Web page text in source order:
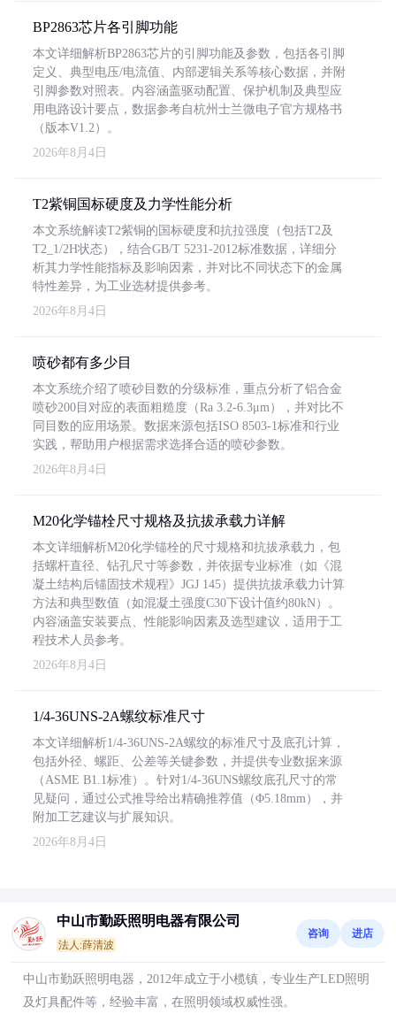
BP2863芯片各引脚功能
本文详细解析BP2863芯片的引脚功能及参数，包括各引脚
定义、典型电压/电流值、内部逻辑关系等核心数据，并附
引脚参数对照表。内容涵盖驱动配置、保护机制及典型应
用电路设计要点，数据参考自杭州士兰微电子官方规格书
（版本V1.2）。
2026年8月4日
T2紫铜国标硬度及力学性能分析
本文系统解读T2紫铜的国标硬度和抗拉强度（包括T2及
T2_1/2H状态），结合GB/T 5231-2012标准数据，详细分
析其力学性能指标及影响因素，并对比不同状态下的金属
特性差异，为工业选材提供参考。
2026年8月4日
喷砂都有多少目
本文系统介绍了喷砂目数的分级标准，重点分析了铝合金
喷砂200目对应的表面粗糙度（Ra 3.2-6.3μm），并对比不
同目数的应用场景。数据来源包括ISO 8503-1标准和行业
实践，帮助用户根据需求选择合适的喷砂参数。
2026年8月4日
M20化学锚栓尺寸规格及抗拔承载力详解
本文详细解析M20化学锚栓的尺寸规格和抗拔承载力，包
括螺杆直径、钻孔尺寸等参数，并依据专业标准（如《混
凝土结构后锚固技术规程》JGJ 145）提供抗拔承载力计算
方法和典型数值（如混凝土强度C30下设计值约80kN）。
内容涵盖安装要点、性能影响因素及选型建议，适用于工
程技术人员参考。
2026年8月4日
1/4-36UNS-2A螺纹标准尺寸
本文详细解析1/4-36UNS-2A螺纹的标准尺寸及底孔计算，
包括外径、螺距、公差等关键参数，并提供专业数据来源
（ASME B1.1标准）。针对1/4-36UNS螺纹底孔尺寸的常
见疑问，通过公式推导给出精确推荐值（Φ5.18mm），并
附加工艺建议与扩展知识。
2026年8月4日
中山市勤跃照明电器有限公司
法人:薛清波
咨询 进店
中山市勤跃照明电器，2012年成立于小榄镇，专业生产LED照明
及灯具配件等，经验丰富，在照明领域权威性强。